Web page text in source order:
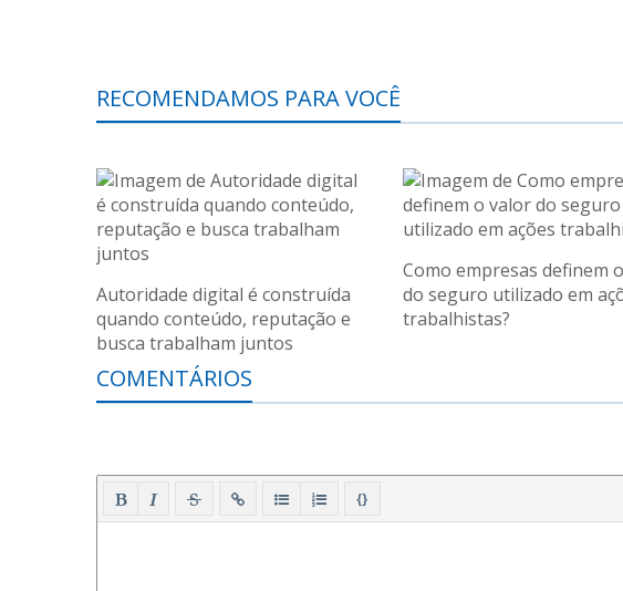
RECOMENDAMOS PARA VOCÊ
Autoridade digital é construída
quando conteúdo, reputação e
busca trabalham juntos
Como empresas definem
do seguro utilizado em
trabalhistas?
COMENTÁRIOS
{}